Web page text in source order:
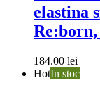
elastina
Re:born,
184.00 lei
HotIn stoc